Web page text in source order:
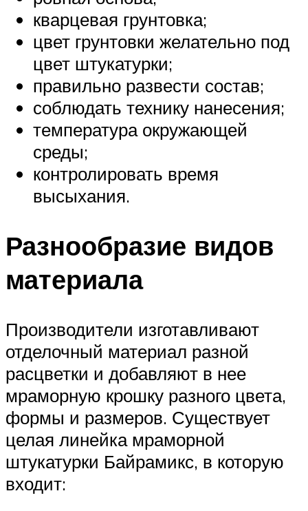
кварцевая грунтовка;
цвет грунтовки желательно под
цвет штукатурки;
правильно развести состав;
соблюдать технику нанесения;
температура окружающей
среды;
контролировать время
высыхания.
Разнообразие видов
материала
Производители изготавливают
отделочный материал разной
расцветки и добавляют в нее
мраморную крошку разного цвета,
формы и размеров. Существует
целая линейка мраморной
штукатурки Байрамикс, в которую
входит: